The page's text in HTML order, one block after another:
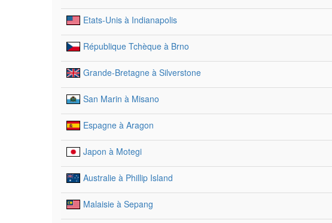
Etats-Unis à Indianapolis
République Tchèque à Brno
Grande-Bretagne à Silverstone
San Marin à Misano
Espagne à Aragon
Japon à Motegi
Australie à Phillip Island
Malaisie à Sepang